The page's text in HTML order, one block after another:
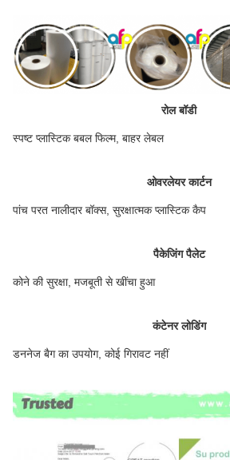
रोल बॉडी
स्पष्ट प्लास्टिक बबल फिल्म, बाहर लेबल
ओवरलेयर कार्टन
पांच परत नालीदार बॉक्स, सुरक्षात्मक प्लास्टिक कैप
पैकेजिंग पैलेट
कोने की सुरक्षा, मजबूती से खींचा हुआ
कंटेनर लोडिंग
डननेज बैग का उपयोग, कोई गिरावट नहीं